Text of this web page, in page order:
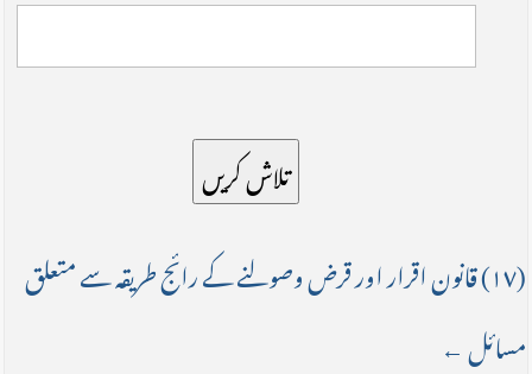
تلاش کریں
(۱۷) قانون اقرار اور قرض وصولنے کے رائج طریقہ سے متعلق
مسائل ←